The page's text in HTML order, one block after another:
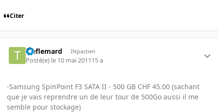
Citer
treflemard INpactien
Posté(e) le 10 mai 201115 a
-Samsung SpinPoint F3 SATA II - 500 GB CHF 45.00 (sachant
que je vais reprendre un de leur tour de 500Go aussi il me
semble pour stockage)